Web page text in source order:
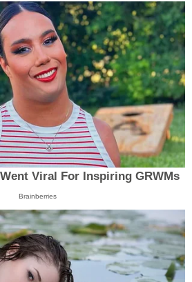
Viral For Inspiring GRWMs
Brainberries